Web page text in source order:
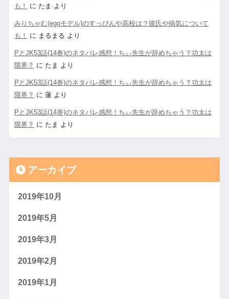
も！
に たま より
みりちゃむ(eggモデル)のすっぴんや高校は？彼氏や病気について
も！
に まるまる より
PとJK53話(14巻)のネタバレ感想！ちぃ先生が辞めちゃう？功太は
限界？ に たま より
PとJK53話(14巻)のネタバレ感想！ちぃ先生が辞めちゃう？功太は
限界？ に 蓮より
PとJK53話(14巻)のネタバレ感想！ちぃ先生が辞めちゃう？功太は
限界？ に たま より
アーカイブ
2019年10月
2019年5月
2019年3月
2019年2月
2019年1月